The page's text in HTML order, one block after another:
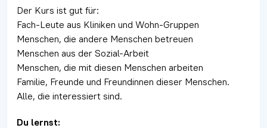
Der Kurs ist gut für:
Fach-Leute aus Kliniken und Wohn-Gruppen
Menschen, die andere Menschen betreuen
Menschen aus der Sozial-Arbeit
Menschen, die mit diesen Menschen arbeiten
Familie, Freunde und Freundinnen dieser Menschen.
Alle, die interessiert sind.
Du lernst: